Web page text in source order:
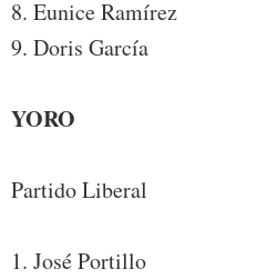
8. Eunice Ramírez
9. Doris García
YORO
Partido Liberal
1. José Portillo